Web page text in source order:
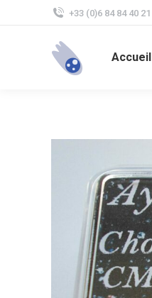
+33 (0)6 84 84 40 21
Accueil